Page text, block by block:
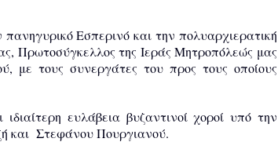
Εσπερινό και την πολυαρχιερατική
Πρωτοσύγκελλος της Ιεράς Μητροπόλεώς μας
με τους συνεργάτες του προς τους οποίους
ευλάβεια βυζαντινοί χοροί υπό την
και Στεφάνου Πουργιανού.